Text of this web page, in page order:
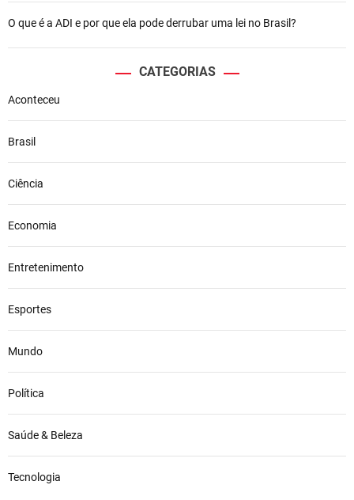
O que é a ADI e por que ela pode derrubar uma lei no Brasil?
CATEGORIAS
Aconteceu
Brasil
Ciência
Economia
Entretenimento
Esportes
Mundo
Política
Saúde & Beleza
Tecnologia